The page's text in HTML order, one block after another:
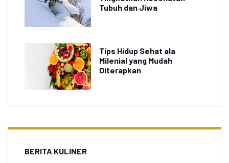
Tubuh dan Jiwa
Tips Hidup Sehat ala
Milenial yang Mudah
Diterapkan
BERITA KULINER